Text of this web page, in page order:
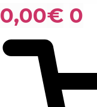
0,00€ 0